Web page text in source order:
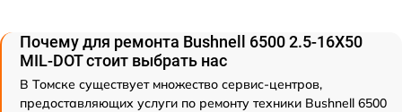
Почему для ремонта Bushnell 6500 2.5-16X50
MIL-DOT стоит выбрать нас
В Томске существует множество сервис-центров,
предоставляющих услуги по ремонту техники Bushnell 6500